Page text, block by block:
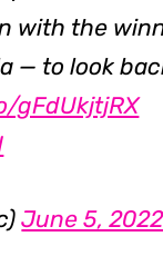
with the
— to look
gFdUkjtjRX
June 5, 2022